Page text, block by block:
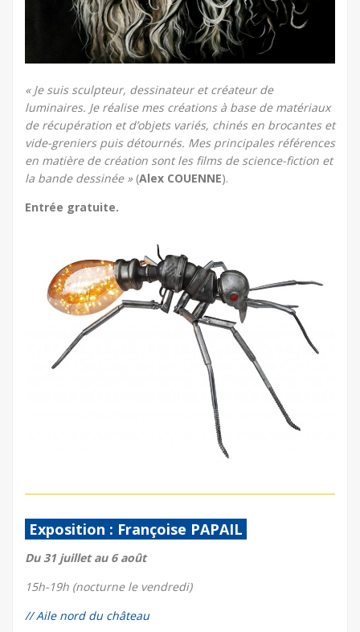
« Je suis sculpteur, dessinateur et créateur de
luminaires. Je réalise mes créations à base de matériaux
de récupération et d’objets variés, chinés en brocantes et
vide-greniers puis détournés. Mes principales références
en matière de création sont les films de science-fiction et
la bande dessinée » (Alex COUENNE).
Entrée gratuite.
Exposition : Françoise PAPAIL
Du 31 juillet au 6 août
15h-19h (nocturne le vendredi)
// Aile nord du château